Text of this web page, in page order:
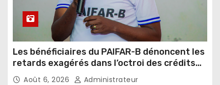
Les bénéficiaires du PAIFAR-B dénoncent les
retards exagérés dans l’octroi des crédits
agricoles
Août 6, 2026 Administrateur